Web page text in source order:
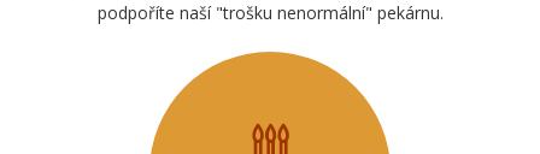
podpoříte naší "trošku nenormální" pekárnu.